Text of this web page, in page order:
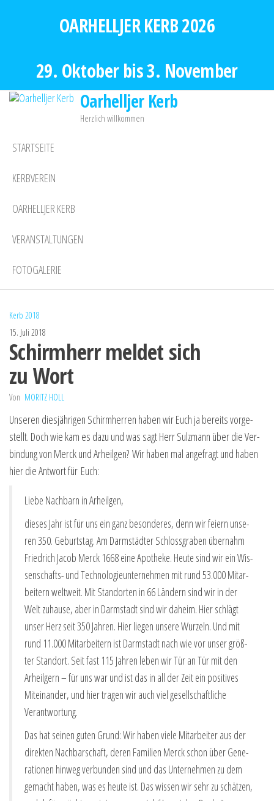
OARHELLJER KERB 2026
29. Oktober bis 3. November
Oarhelljer Kerb
Herzlich willkommen
STARTSEITE
KERBVEREIN
OARHELLJER KERB
VERANSTALTUNGEN
FOTOGALERIE
Kerb 2018
15. Juli 2018
Schirmherr meldet sich
zu Wort
Von MORITZ HOLL
Unse­ren dies­jäh­ri­gen Schirm­her­ren haben wir Euch ja bereits vor­ge­
stellt. Doch wie kam es dazu und was sagt Herr Sulz­mann über die Ver­
bin­dung von Merck und Arheil­gen? Wir haben mal ange­fragt und haben
hier die Ant­wort für Euch:
Lie­be Nach­barn in Arheilgen,
die­ses Jahr ist für uns ein ganz beson­de­res, denn wir fei­ern unse­
ren 350. Geburts­tag. Am Darm­städ­ter Schloss­gra­ben über­nahm
Fried­rich Jacob Merck 1668 eine Apo­the­ke. Heu­te sind wir ein Wis­
sen­schafts- und Tech­no­lo­gie­un­ter­neh­men mit rund 53.000 Mit­ar­
bei­tern welt­weit. Mit Stand­or­ten in 66 Län­dern sind wir in der
Welt zuhau­se, aber in Darm­stadt sind wir daheim. Hier schlägt
unser Herz seit 350 Jah­ren. Hier lie­gen unse­re Wur­zeln. Und mit
rund 11.000 Mit­ar­bei­tern ist Darm­stadt nach wie vor unser größ­
ter Stand­ort. Seit fast 115 Jah­ren leben wir Tür an Tür mit den
Arheil­gern – für uns war und ist das in all der Zeit ein posi­ti­ves
Mit­ein­an­der, und hier tra­gen wir auch viel gesell­schaft­li­che
Verantwortung.
Das hat sei­nen guten Grund: Wir haben vie­le Mit­ar­bei­ter aus der
direk­ten Nach­bar­schaft, deren Fami­li­en Merck schon über Gene­
ra­tio­nen hin­weg ver­bun­den sind und das Unter­neh­men zu dem
gemacht haben, was es heu­te ist. Das wis­sen wir sehr zu schät­zen,